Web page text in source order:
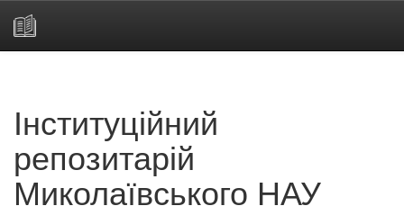
Інституційний
репозитарій
Миколаївського НАУ